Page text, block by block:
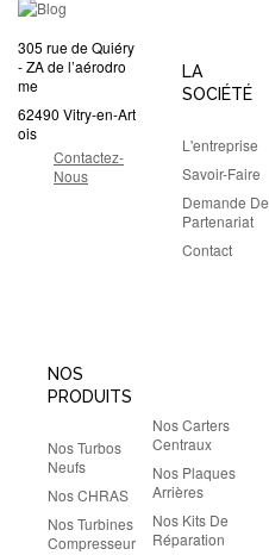
305 rue de Quiéry
- ZA de l’aérodro
me
62490 Vitry-en-Art
ois
Contactez-
Nous
LA
SOCIÉTÉ
L'entreprise
Savoir-Faire
Demande De
Partenariat
Contact
NOS
PRODUITS
Nos Turbos
Neufs
Nos CHRAS
Nos Turbines
Compresseur
Nos Carters
Centraux
Nos Plaques
Arrières
Nos Kits De
Réparation